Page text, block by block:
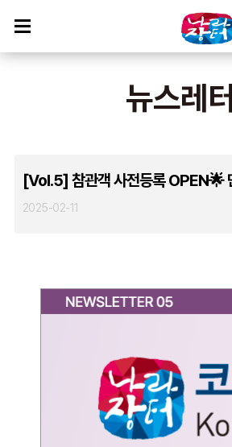
뉴스레터
[Vol.5] 참관객 사전등록 OPEN🌟
2025-02-11